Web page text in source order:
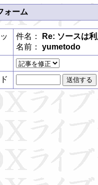
ォーム
件名：
Re: ソースは
名前： yumetodo